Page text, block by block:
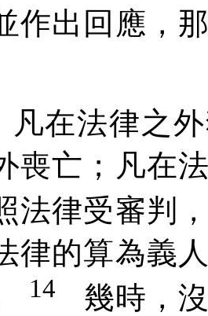
作出 回應，
凡在法律之
喪亡；凡在
法律受審判
律的算為義
14 幾時，